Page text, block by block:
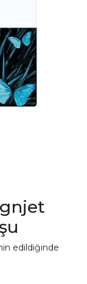
edildiğinde